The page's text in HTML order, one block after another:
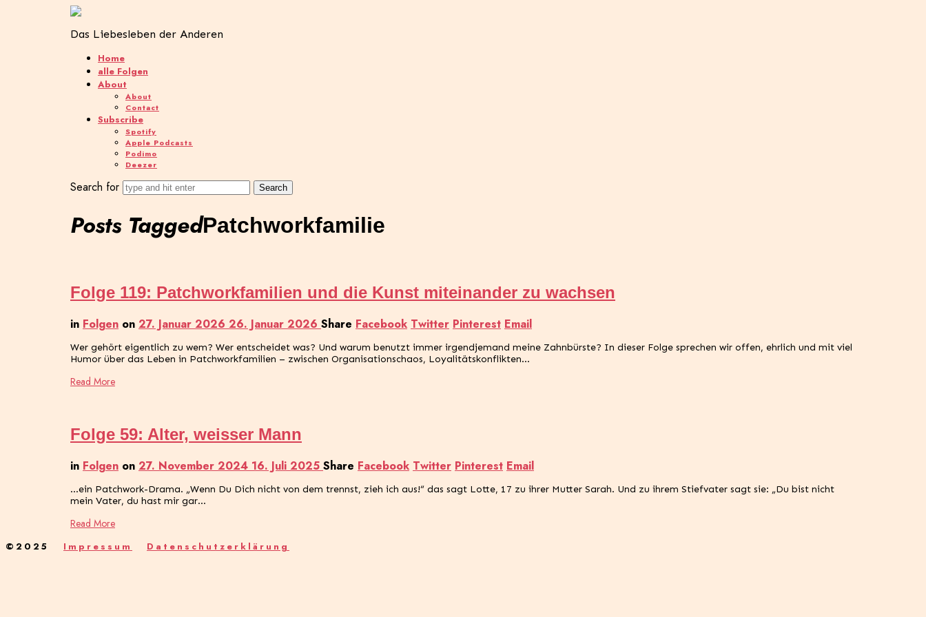
Das Liebesleben der Anderen
Home
alle Folgen
About
About
Contact
Subscribe
Spotify
Apple Podcasts
Podimo
Deezer
Search for
Posts TaggedPatchworkfamilie
Folge 119: Patchworkfamilien und die Kunst miteinander zu wachsen
in Folgen on 27. Januar 2026 26. Januar 2026 Share Facebook Twitter Pinterest Email
Wer gehört eigentlich zu wem? Wer entscheidet was? Und warum benutzt immer irgendjemand meine Zahnbürste? In dieser Folge sprechen wir offen, ehrlich und mit viel
Humor über das Leben in Patchworkfamilien – zwischen Organisationschaos, Loyalitätskonflikten…
Read More
Folge 59: Alter, weisser Mann
in Folgen on 27. November 2024 16. Juli 2025 Share Facebook Twitter Pinterest Email
…ein Patchwork-Drama. „Wenn Du Dich nicht von dem trennst, zieh ich aus!“ das sagt Lotte, 17 zu ihrer Mutter Sarah. Und zu ihrem Stiefvater sagt sie: „Du bist nicht
mein Vater, du hast mir gar…
Read More
©2025 Impressum Datenschutzerklärung